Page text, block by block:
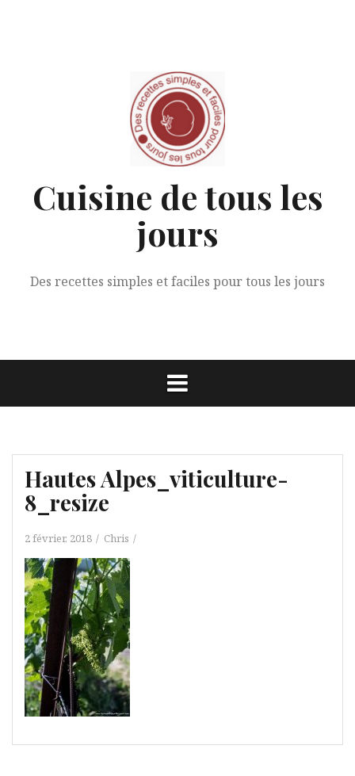
Cuisine de tous les
jours
Des recettes simples et faciles pour tous les jours
Hautes Alpes_viticulture-
8_resize
2 février, 2018 Chris